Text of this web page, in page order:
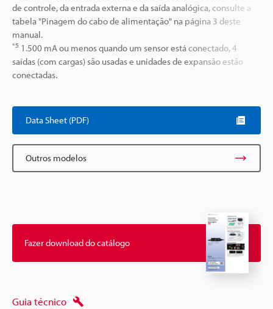
de controle, da entrada externa e da saída analógica, consulte a
tabela "Pinagem do cabo de alimentação" na página 3 deste
manual.
*5 1.500 mA ou menos quando um sensor está conectado, 4
saídas (com cargas) são usadas e unidades de expansão estão
conectadas.
Data Sheet (PDF)
Outros modelos
Fazer download do catálogo
Guia técnico